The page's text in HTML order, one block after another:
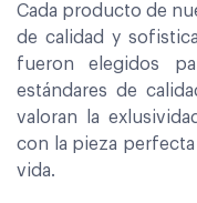
Cada producto de
de calidad y
fueron elegidos
estándares de
valoran la
con la pieza
vida.